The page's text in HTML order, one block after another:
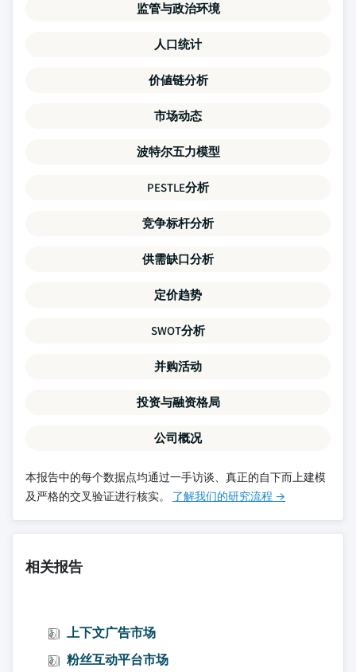
监管与政治环境
人口统计
价値链分析
市场动态
波特尔五力模型
PESTLE分析
竞争标杆分析
供需缺口分析
定价趋势
SWOT分析
并购活动
投资与融资格局
公司概况
本报告中的每个数据点均通过一手访谈、真正的自下而上建模
及严格的交叉验证进行核实。 了解我们的研究流程 →
相关报告
上下文广告市场
粉丝互动平台市场